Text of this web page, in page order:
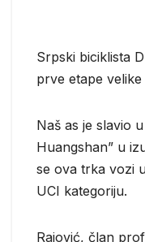
Srpski biciklista
prve etape
Naš as je slavio
Huangshan” u
se ova trka vozi
UCI kategoriju.
Rajović, član